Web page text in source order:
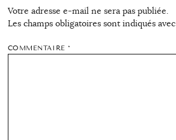
Votre adresse e-mail ne sera pas publiée.
Les champs obligatoires sont indiqués avec
COMMENTAIRE*